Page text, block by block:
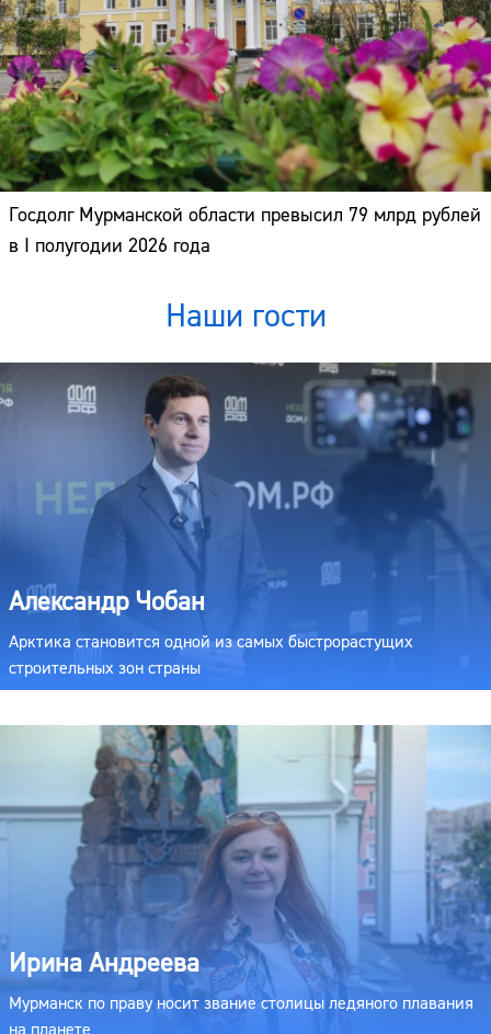
Госдолг Мурманской области превысил 79 млрд рублей
в I полугодии 2026 года
Наши гости
Александр Чобан
Арктика становится одной из самых быстрорастущих
строительных зон страны
Ирина Андреева
Мурманск по праву носит звание столицы ледяного плавания